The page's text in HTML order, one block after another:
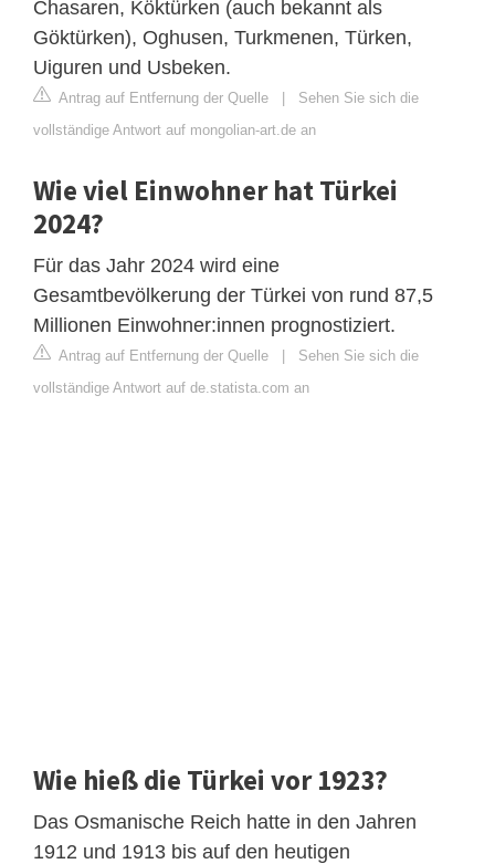
Chasaren, Köktürken (auch bekannt als
Göktürken), Oghusen, Turkmenen, Türken,
Uiguren und Usbeken.
Antrag auf Entfernung der Quelle | Sehen Sie sich die
vollständige Antwort auf mongolian-art.de an
Wie viel Einwohner hat Türkei
2024?
Für das Jahr 2024 wird eine
Gesamtbevölkerung der Türkei von rund 87,5
Millionen Einwohner:innen prognostiziert.
Antrag auf Entfernung der Quelle | Sehen Sie sich die
vollständige Antwort auf de.statista.com an
Wie hieß die Türkei vor 1923?
Das Osmanische Reich hatte in den Jahren
1912 und 1913 bis auf den heutigen